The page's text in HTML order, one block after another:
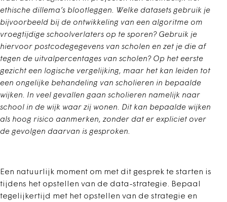
ethische dillema’s blootleggen. Welke datasets gebruik je
bijvoorbeeld bij de ontwikkeling van een algoritme om
vroegtijdige schoolverlaters op te sporen? Gebruik je
hiervoor postcodegegevens van scholen en zet je die af
tegen de uitvalpercentages van scholen? Op het eerste
gezicht een logische vergelijking, maar het kan leiden tot
een ongelijke behandeling van scholieren in bepaalde
wijken. In veel gevallen gaan scholieren namelijk naar
school in de wijk waar zij wonen. Dit kan bepaalde wijken
als hoog risico aanmerken, zonder dat er expliciet over
de gevolgen daarvan is gesproken.
Een natuurlijk moment om met dit gesprek te starten is
tijdens het opstellen van de data-strategie. Bepaal
tegelijkertijd met het opstellen van de strategie en